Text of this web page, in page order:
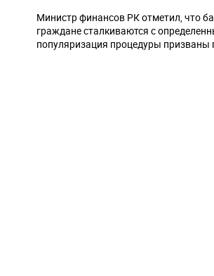
Министр финансов РК отметил, что
граждане сталкиваются с
популяризация процедуры призваны